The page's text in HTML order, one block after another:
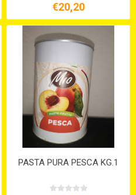
€20,20
PASTA PURA PESCA KG.1